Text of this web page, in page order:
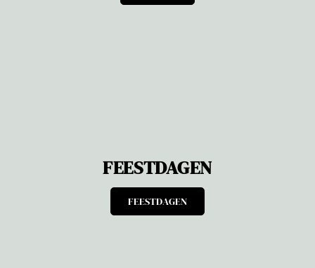
FEESTDAGEN
FEESTDAGEN